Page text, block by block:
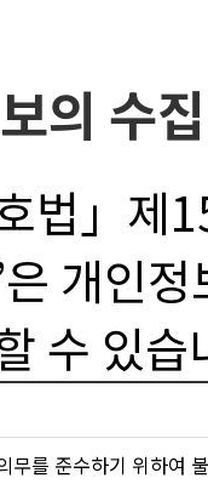
의 수
법」제
개인
수 있습
무를 준수하기 위하여